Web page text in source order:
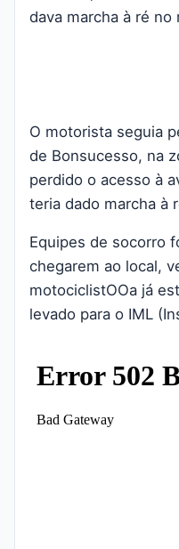
dava marcha à ré
O motorista seguia
de Bonsucesso, na
perdido o acesso à
teria dado marcha à
Equipes de socorro
chegarem ao local,
motociclistOOa já
levado para o IML